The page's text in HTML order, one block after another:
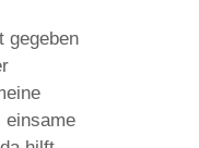
gegeben
einsame